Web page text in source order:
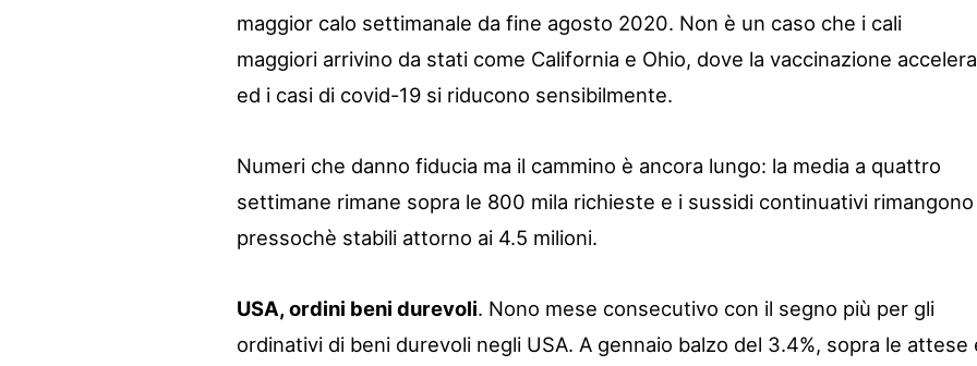
maggior calo settimanale da fine agosto 2020. Non è un caso che i cali
maggiori arrivino da stati come California e Ohio, dove la vaccinazione accelera
ed i casi di covid-19 si riducono sensibilmente.
Numeri che danno fiducia ma il cammino è ancora lungo: la media a quattro
settimane rimane sopra le 800 mila richieste e i sussidi continuativi rimangono
pressochè stabili attorno ai 4.5 milioni.
USA, ordini beni durevoli. Nono mese consecutivo con il segno più per gli
ordinativi di beni durevoli negli USA. A gennaio balzo del 3.4%, sopra le attese